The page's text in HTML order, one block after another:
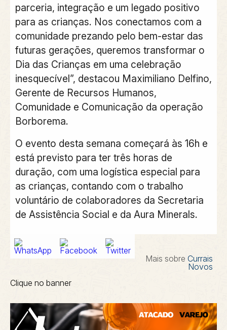
parceria, integração e um legado positivo
para as crianças. Nos conectamos com a
comunidade prezando pelo bem-estar das
futuras gerações, queremos transformar o
Dia das Crianças em uma celebração
inesquecível”, destacou Maximiliano Delfino,
Gerente de Recursos Humanos,
Comunidade e Comunicação da operação
Borborema.
O evento desta semana começará às 16h e
está previsto para ter três horas de
duração, com uma logística especial para
as crianças, contando com o trabalho
voluntário de colaboradores da Secretaria
de Assistência Social e da Aura Minerals.
Mais sobre Currais
Novos
Clique no banner